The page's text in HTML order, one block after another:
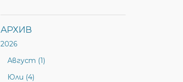
АРХИВ
2026
Август (1)
Юли (4)